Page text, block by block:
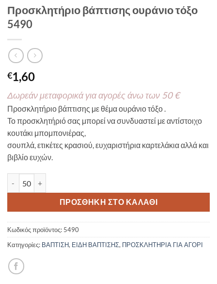
Προσκλητήριο βάπτισης ουράνιο τόξο
5490
€1,60
Δωρεάν μεταφορικά για αγορές άνω των 50 €
Προσκλητήριο βάπτισης με θέμα ουράνιο τόξο .
Το προσκλητήριό σας μπορεί να συνδυαστεί με αντίστοιχο
κουτάκι μπομπονιέρας,
σουπλά, ετικέτες κρασιού, ευχαριστήρια καρτελάκια αλλά και
βιβλίο ευχών.
ΠΡΟΣΘΉΚΗ ΣΤΟ ΚΑΛΆΘΙ
Κωδικός προϊόντος: 5490
Κατηγορίες: ΒΑΠΤΙΣΗ, ΕΙΔΗ ΒΑΠΤΙΣΗΣ, ΠΡΟΣΚΛΗΤΗΡΙΑ ΓΙΑ ΑΓΟΡΙ